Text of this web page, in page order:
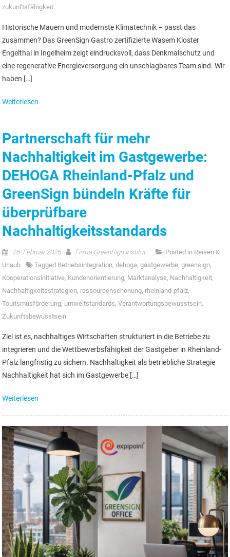
zukunftsfähigkeit
Historische Mauern und modernste Klimatechnik – passt das
zusammen? Das GreenSign Gastro zertifizierte Wasem Kloster
Engelthal in Ingelheim zeigt eindrucksvoll, dass Denkmalschutz und
eine regenerative Energieversorgung ein unschlagbares Team sind. Wir
haben […]
Weiterlesen
Partnerschaft für mehr
Nachhaltigkeit im Gastgewerbe:
DEHOGA Rheinland-Pfalz und
GreenSign bündeln Kräfte für
überprüfbare
Nachhaltigkeitsstandards
26. Februar 2026 Firma GreenSign Institut Posted in Reisen &
Urlaub
Tagged Betriebsintegration,dehoga,gastgewerbe,greensign,
Kooperationsinitiative, Kundenorientierung, Marktanalyse, Nachhaltigkeit,
Nachhaltigkeitsstrategien, ressourcenschonung, rheinland-pfalz,
Tourismusförderung, umweltstandards,Verantwortungsbewusstsein,
Zukunftsbewusstsein
Ziel ist es, nachhaltiges Wirtschaften strukturiert in die Betriebe zu
integrieren und die Wettbewerbsfähigkeit der Gastgeber in Rheinland-
Pfalz langfristig zu sichern. Nachhaltigkeit als betriebliche Strategie
Nachhaltigkeit hat sich im Gastgewerbe […]
Weiterlesen